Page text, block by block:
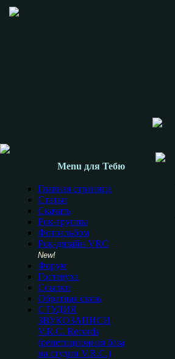
Menu для Тебю
Главная страница
Статьи
Скачать
Рок-группы
Фотоальбом
Рок-дизайн VRC
New!
Форум
Гостевуха
Ссылки
Обратная связь
СТУДИЯ
ЗВУКОЗАПИСИ
V.R.C. Records
(репетиционная база
на студии V.R.C.)